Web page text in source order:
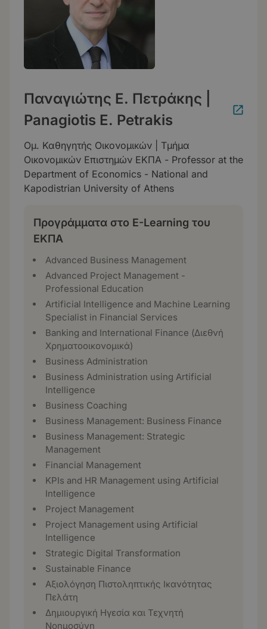
Παναγιώτης Ε. Πετράκης |
Panagiotis E. Petrakis
Ομ. Καθηγητής Οικονομικών | Τμήμα
Οικονομικών Επιστημών ΕΚΠΑ - Professor at the
Department of Economics - National and
Kapodistrian University of Athens
Προγράμματα στο E-Learning του
ΕΚΠΑ
Advanced Business Management
Advanced Project Management -
Professional Education
Artificial Intelligence and Machine Learning
Specialist in Financial Services
Banking and International Finance (Διεθνή
Χρηματοοικονομικά)
Business Administration
Business Administration using Artificial
Intelligence
Business Coaching
Business Management: Business Finance
Business Management: Strategic
Management
Financial Management
KPIs and HR Management using Artificial
Intelligence
Project Management
Project Management using Artificial
Intelligence
Strategic Digital Transformation
Sustainable Finance
Αξιολόγηση Πιστοληπτικής Ικανότητας
Πελάτη
Δημιουργική Ηγεσία και Τεχνητή
Νοημοσύνη